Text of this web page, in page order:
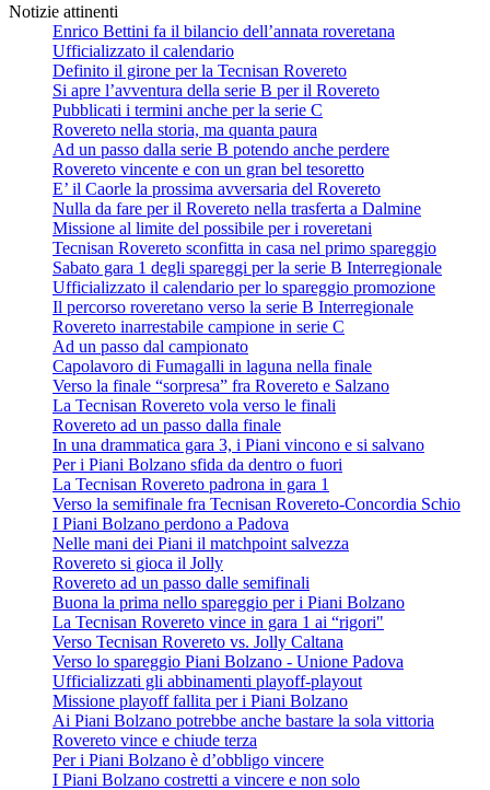
Notizie attinenti
Enrico Bettini fa il bilancio dell’annata roveretana
Ufficializzato il calendario
Definito il girone per la Tecnisan Rovereto
Si apre l’avventura della serie B per il Rovereto
Pubblicati i termini anche per la serie C
Rovereto nella storia, ma quanta paura
Ad un passo dalla serie B potendo anche perdere
Rovereto vincente e con un gran bel tesoretto
E’ il Caorle la prossima avversaria del Rovereto
Nulla da fare per il Rovereto nella trasferta a Dalmine
Missione al limite del possibile per i roveretani
Tecnisan Rovereto sconfitta in casa nel primo spareggio
Sabato gara 1 degli spareggi per la serie B Interregionale
Ufficializzato il calendario per lo spareggio promozione
Il percorso roveretano verso la serie B Interregionale
Rovereto inarrestabile campione in serie C
Ad un passo dal campionato
Capolavoro di Fumagalli in laguna nella finale
Verso la finale “sorpresa” fra Rovereto e Salzano
La Tecnisan Rovereto vola verso le finali
Rovereto ad un passo dalla finale
In una drammatica gara 3, i Piani vincono e si salvano
Per i Piani Bolzano sfida da dentro o fuori
La Tecnisan Rovereto padrona in gara 1
Verso la semifinale fra Tecnisan Rovereto-Concordia Schio
I Piani Bolzano perdono a Padova
Nelle mani dei Piani il matchpoint salvezza
Rovereto si gioca il Jolly
Rovereto ad un passo dalle semifinali
Buona la prima nello spareggio per i Piani Bolzano
La Tecnisan Rovereto vince in gara 1 ai “rigori"
Verso Tecnisan Rovereto vs. Jolly Caltana
Verso lo spareggio Piani Bolzano - Unione Padova
Ufficializzati gli abbinamenti playoff-playout
Missione playoff fallita per i Piani Bolzano
Ai Piani Bolzano potrebbe anche bastare la sola vittoria
Rovereto vince e chiude terza
Per i Piani Bolzano è d’obbligo vincere
I Piani Bolzano costretti a vincere e non solo